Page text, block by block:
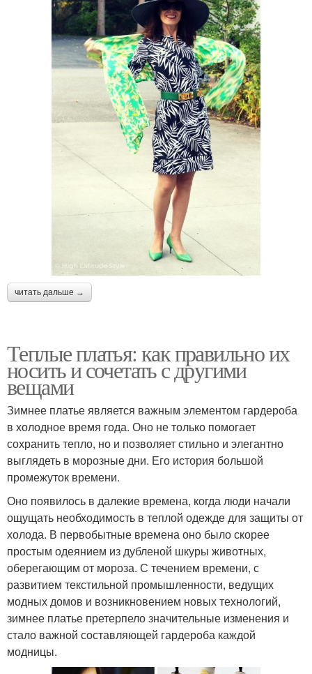
читать дальше →
Теплые платья: как правильно их
носить и сочетать с другими
вещами
Зимнее платье является важным элементом гардероба
в холодное время года. Оно не только помогает
сохранить тепло, но и позволяет стильно и элегантно
выглядеть в морозные дни. Его история большой
промежуток времени.
Оно появилось в далекие времена, когда люди начали
ощущать необходимость в теплой одежде для защиты от
холода. В первобытные времена оно было скорее
простым одеянием из дубленой шкуры животных,
оберегающим от мороза. С течением времени, с
развитием текстильной промышленности, ведущих
модных домов и возникновением новых технологий,
зимнее платье претерпело значительные изменения и
стало важной составляющей гардероба каждой
модницы.